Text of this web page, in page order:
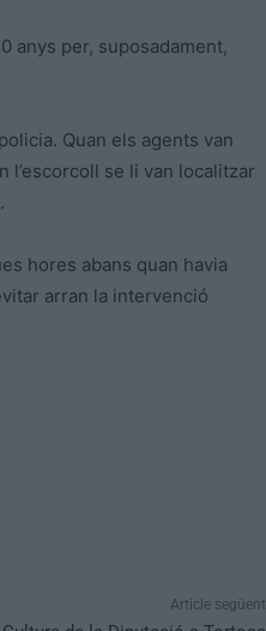
anys per, suposadament,
Quan els agents van
l’escorcoll se li van localitzar
hores abans quan havia
arran la intervenció
Article següent